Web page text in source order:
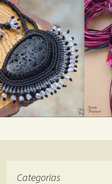
Categorias